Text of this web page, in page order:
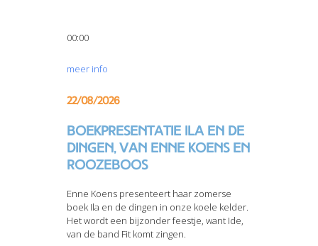
00:00
meer info
22/08/2026
Boekpresentatie Ila en de
dingen, van Enne Koens en
Roozeboos
Enne Koens presenteert haar zomerse
boek Ila en de dingen in onze koele kelder.
Het wordt een bijzonder feestje, want Ide,
van de band Fit komt zingen.